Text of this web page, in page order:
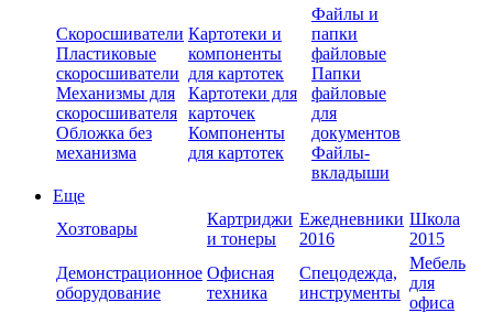
Скоросшиватели
Пластиковые
скоросшиватели
Механизмы для
скоросшивателя
Обложка без
механизма
Картотеки и
компоненты
для картотек
Картотеки для
карточек
Компоненты
для картотек
Файлы и
папки
файловые
Папки
файловые
для
документов
Файлы-
вкладыши
Еще
Хозтовары
Картриджи
и тонеры
Ежедневники
2016
Школа
2015
Демонстрационное
оборудование
Офисная
техника
Спецодежда,
инструменты
Мебель
для
офиса